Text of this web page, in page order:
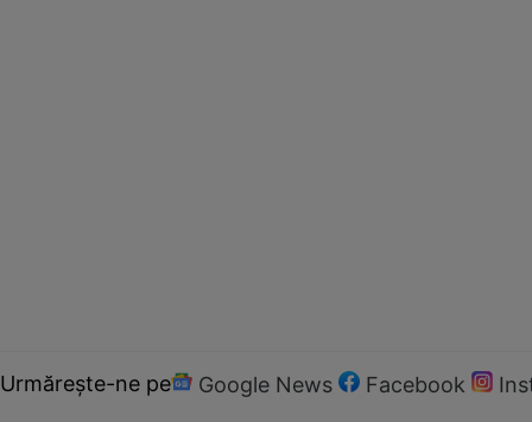
Urmărește-ne pe Google News Facebook